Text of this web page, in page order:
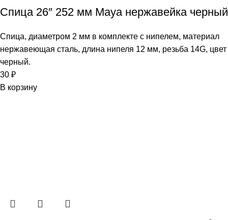
Спица 26″ 252 мм Maya нержавейка черный
Спица, диаметром 2 мм в комплекте с нипелем, материал
нержавеющая сталь, длина нипеля 12 мм, резьба 14G, цвет
черный.
30 ₽
В корзину